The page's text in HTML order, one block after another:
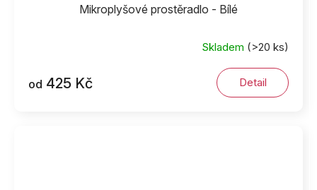
Mikroplyšové prostěradlo - Bílé
Skladem (>20 ks)
od 425 Kč Detail